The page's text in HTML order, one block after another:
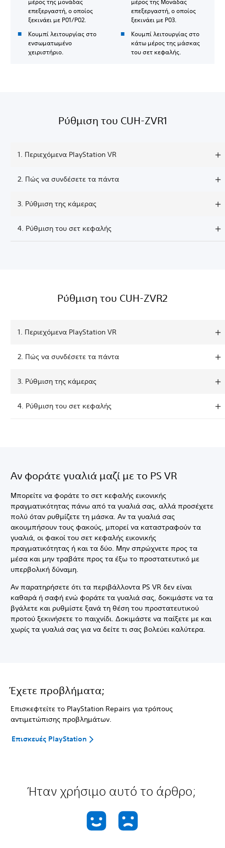
επεξεργαστή, ο οποίος
ξεκινάει με P01/P02.
Κουμπί λειτουργίας στο
ενσωματωμένο
χειριστήριο.
επεξεργαστή, ο οποίος
ξεκινάει με P03.
Κουμπί λειτουργίας στο
κάτω μέρος της μάσκας
του σετ κεφαλής.
Ρύθμιση του CUH-ZVR1
1. Περιεχόμενα PlayStation VR
2. Πώς να συνδέσετε τα πάντα
3. Ρύθμιση της κάμερας
4. Ρύθμιση του σετ κεφαλής
Ρύθμιση του CUH-ZVR2
1. Περιεχόμενα PlayStation VR
2. Πώς να συνδέσετε τα πάντα
3. Ρύθμιση της κάμερας
4. Ρύθμιση του σετ κεφαλής
Αν φοράτε γυαλιά μαζί με το PS VR
Μπορείτε να φοράτε το σετ κεφαλής εικονικής
πραγματικότητας πάνω από τα γυαλιά σας, αλλά προσέχετε
πολύ όταν ρυθμίζετε τη μάσκα. Αν τα γυαλιά σας
ακουμπήσουν τους φακούς, μπορεί να καταστραφούν τα
γυαλιά, οι φακοί του σετ κεφαλής εικονικής
πραγματικότητας ή και τα δύο. Μην σπρώχνετε προς τα
μέσα και μην τραβάτε προς τα έξω το προστατευτικό με
υπερβολική δύναμη.
Αν παρατηρήσετε ότι τα περιβάλλοντα PS VR δεν είναι
καθαρά ή σαφή ενώ φοράτε τα γυαλιά σας, δοκιμάστε να τα
βγάλετε και ρυθμίστε ξανά τη θέση του προστατευτικού
προτού ξεκινήσετε το παιχνίδι. Δοκιμάστε να παίξετε με και
χωρίς τα γυαλιά σας για να δείτε τι σας βολεύει καλύτερα.
Έχετε προβλήματα;
Επισκεφτείτε το PlayStation Repairs για τρόπους
αντιμετώπισης προβλημάτων.
Επισκευές PlayStation
Ήταν χρήσιμο αυτό το άρθρο;